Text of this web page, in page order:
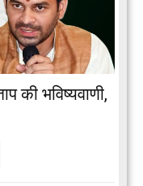
की भविष्यवाणी,